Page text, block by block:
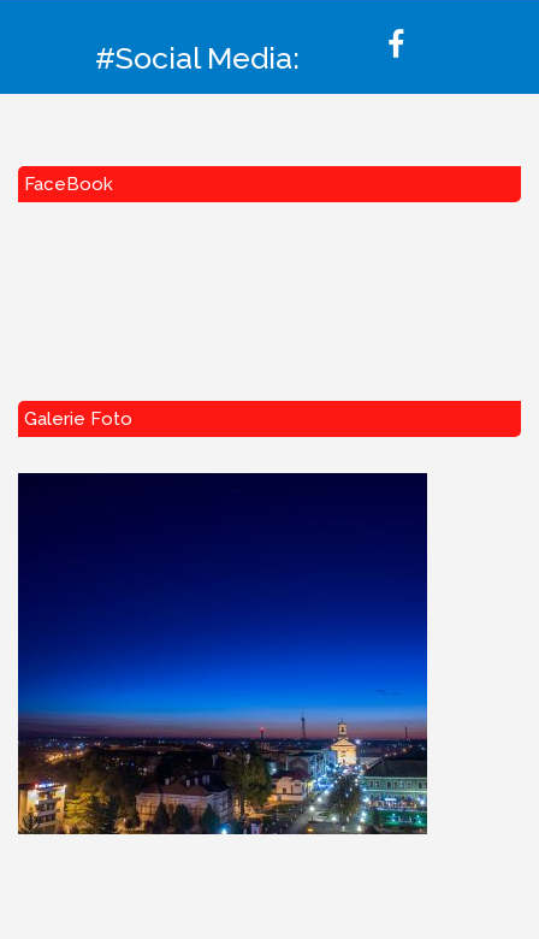
#Social Media:
FaceBook
Galerie Foto